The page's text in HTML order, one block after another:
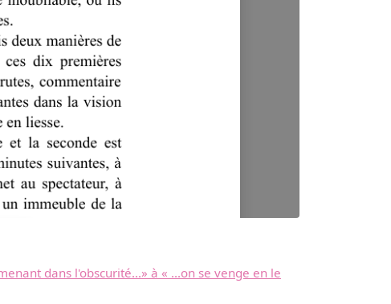
dans l'obscurité...» à « ...on se venge en le